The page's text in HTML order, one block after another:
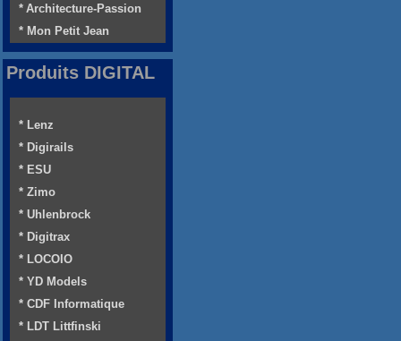
* Architecture-Passion
* Mon Petit Jean
Produits DIGITAL
* Lenz
* Digirails
* ESU
* Zimo
* Uhlenbrock
* Digitrax
* LOCOIO
* YD Models
* CDF Informatique
* LDT Littfinski